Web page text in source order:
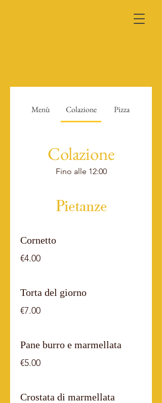
Menù Colazione Pizza
Colazione
Fino alle 12:00
Pietanze
Cornetto
€4.00
Torta del giorno
€7.00
Pane burro e marmellata
€5.00
Crostata di marmellata